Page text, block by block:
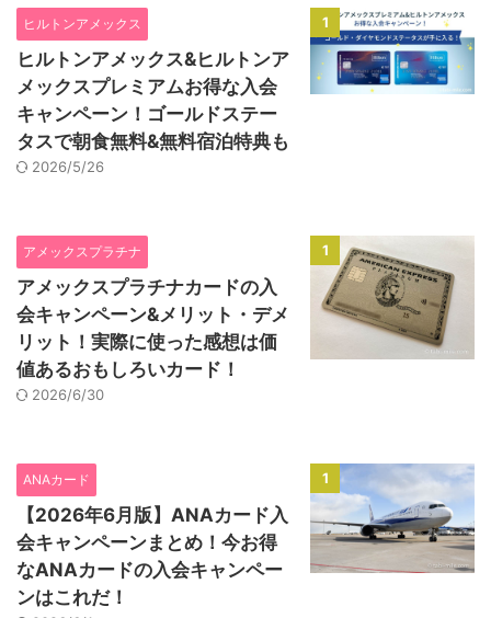
1
ヒルトンアメックス
ヒルトンアメックス&ヒルトンア
メックスプレミアムお得な入会
キャンペーン！ゴールドステー
タスで朝食無料&無料宿泊特典も
2026/5/26
1
アメックスプラチナ
アメックスプラチナカードの入
会キャンペーン&メリット・デメ
リット！実際に使った感想は価
値あるおもしろいカード！
2026/6/30
1
ANAカード
【2026年6月版】ANAカード入
会キャンペーンまとめ！今お得
なANAカードの入会キャンペー
ンはこれだ！